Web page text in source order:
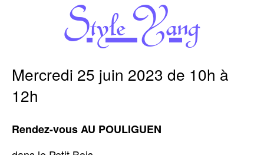
Style Yang
Mercredi 25 juin 2023 de 10h à
12h
Rendez-vous AU POULIGUEN